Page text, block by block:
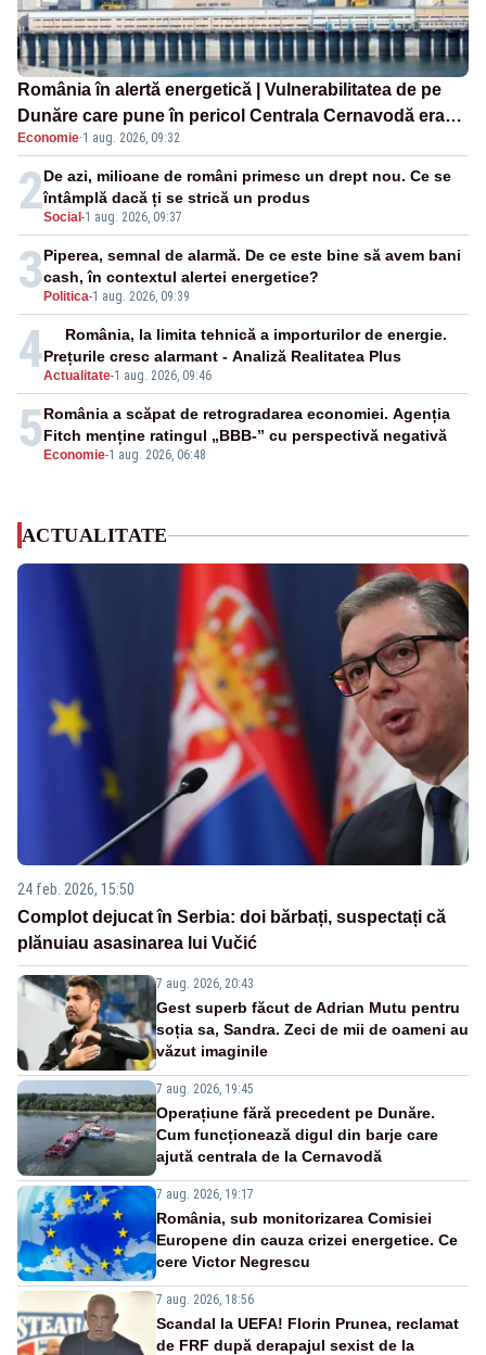
România în alertă energetică | Vulnerabilitatea de pe
Dunăre care pune în pericol Centrala Cernavodă era
cunoscută de pe vremea lui Ceaușescu
Economie·1 aug. 2026, 09:32
2Social -1 aug. 2026, 09:37
De azi, milioane de români primesc un drept nou. Ce se
întâmplă dacă ți se strică un produs
3 Politica-1 aug. 2026, 09:39
Piperea, semnal de alarmă. De ce este bine să avem bani
cash, în contextul alertei energetice?
4Actualitate-1 aug. 2026, 09:46
România, la limita tehnică a importurilor de energie.
Prețurile cresc alarmant - Analiză Realitatea Plus
5 Economie-1 aug. 2026, 06:48
România a scăpat de retrogradarea economiei. Agenția
Fitch menține ratingul „BBB-” cu perspectivă negativă
ACTUALITATE
24 feb. 2026, 15:50
Complot dejucat în Serbia: doi bărbați, suspectați că
plănuiau asasinarea lui Vučić
7 aug. 2026, 20:43
Gest superb făcut de Adrian Mutu pentru
soția sa, Sandra. Zeci de mii de oameni au
văzut imaginile
7 aug. 2026, 19:45
Operațiune fără precedent pe Dunăre.
Cum funcționează digul din barje care
ajută centrala de la Cernavodă
7 aug. 2026, 19:17
România, sub monitorizarea Comisiei
Europene din cauza crizei energetice. Ce
cere Victor Negrescu
7 aug. 2026, 18:56
Scandal la UEFA! Florin Prunea, reclamat
de FRF după derapajul sexist de la